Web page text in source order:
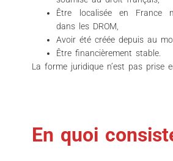
Être localisée en France
dans les DROM,
Avoir été créée depuis au
Être financièrement stable.
La forme juridique n’est pas prise
En quoi